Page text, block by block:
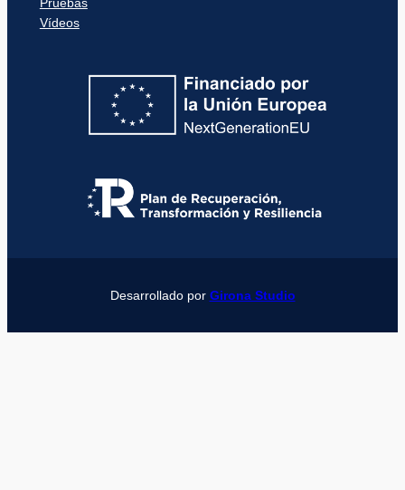
Vídeos
Desarrollado por Girona Studio